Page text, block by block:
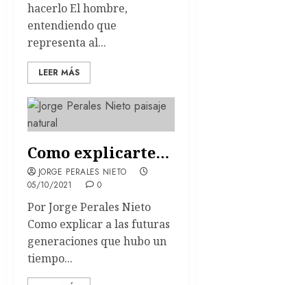
hacerlo El hombre,
entendiendo que
representa al...
LEER MÁS
Como explicarte…
JORGE PERALES NIETO
05/10/2021
0
Por Jorge Perales Nieto
Como explicar a las futuras
generaciones que hubo un
tiempo...